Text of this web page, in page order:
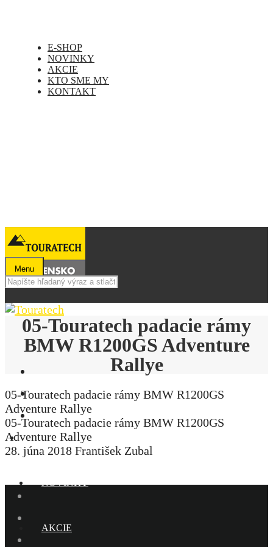
E-SHOP
NOVINKY
AKCIE
KTO SME MY
KONTAKT
Menu
E-SHOP
NOVINKY
AKCIE
05-Touratech padacie rámy
BMW R1200GS Adventure
Rallye
05-Touratech padacie rámy BMW R1200GS
Adventure Rallye
05-Touratech padacie rámy BMW R1200GS
Adventure Rallye
28. júna 2018 František Zubal